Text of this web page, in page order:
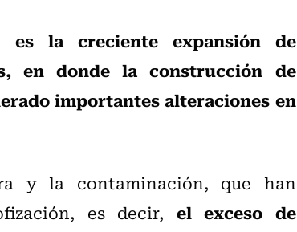
es la creciente expansión de
en donde la construcción de
importantes alteraciones en
y la contaminación, que han
es decir, el exceso de